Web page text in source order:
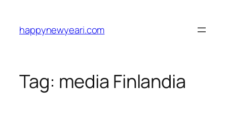
content
happynewyeari.com
Tag: media Finlandia